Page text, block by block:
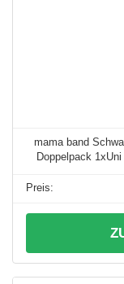
mama band
Doppelpack